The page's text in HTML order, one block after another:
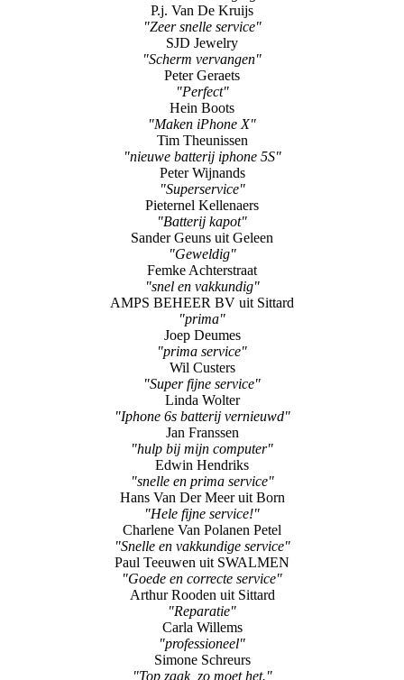
P.j. Van De Kruijs
"Zeer snelle service"
SJD Jewelry
"Scherm vervangen"
Peter Geraets
"Perfect"
Hein Boots
"Maken iPhone X"
Tim Theunissen
"nieuwe batterij iphone 5S"
Peter Wijnands
"Superservice"
Pieternel Kellenaers
"Batterij kapot"
Sander Geuns uit Geleen
"Geweldig"
Femke Achterstraat
"snel en vakkundig"
AMPS BEHEER BV uit Sittard
"prima"
Joep Deumes
"prima service"
Wil Custers
"Super fijne service"
Linda Wolter
"Iphone 6s batterij vernieuwd"
Jan Franssen
"hulp bij mijn computer"
Edwin Hendriks
"snelle en prima service"
Hans Van Der Meer uit Born
"Hele fijne service!"
Charlene Van Polanen Petel
"Snelle en vakkundige service"
Paul Teeuwen uit SWALMEN
"Goede en correcte service"
Arthur Rooden uit Sittard
"Reparatie"
Carla Willems
"professioneel"
Simone Schreurs
"Top zaak, zo moet het."